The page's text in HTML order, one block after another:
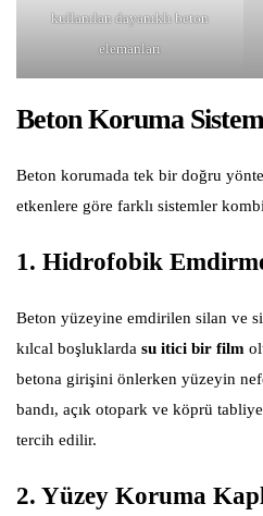
kullanılan dayanıklı beton
elemanları
Beton Koruma
Beton korumada tek bir doğru
etkenlere göre farklı sistemler
1. Hidrofobik
Beton yüzeyine emdirilen silan ve
kılcal boşluklarda su itici bir film
betona girişini önlerken yüzeyin
bandı, açık otopark ve köprü
tercih edilir.
2. Yüzey Koruma